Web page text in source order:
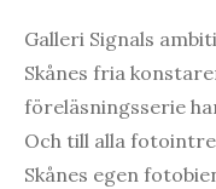
Galleri Signals
Skånes fria
föreläsningsserie
Och till alla
Skånes egen